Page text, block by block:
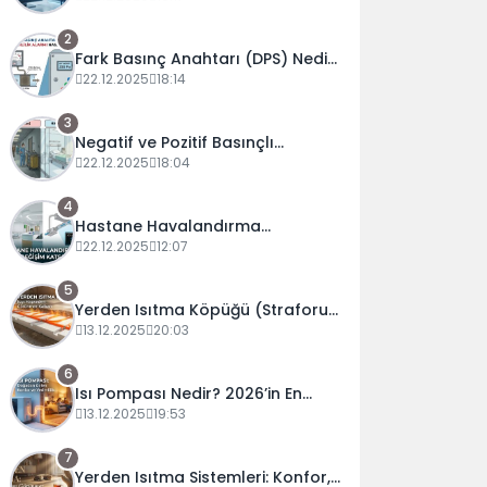
2
Fark Basınç Anahtarı (DPS) Nedir?
Filtre Kirlilik Alarmı Nasıl
22.12.2025 18:14
3
Negatif ve Pozitif Basınçlı
Odaların Şemaları ve Çalışma
22.12.2025 18:04
4
Hastane Havalandırma
Standartları 2025: Hava Değişim
22.12.2025 12:07
5
Yerden Isıtma Köpüğü (Straforu)
Seçim Rehberi: Folyolu mu,
13.12.2025 20:03
6
Isı Pompası Nedir? 2026’in En
Verimli Isınma Teknolojisi
13.12.2025 19:53
7
Yerden Isıtma Sistemleri: Konfor,